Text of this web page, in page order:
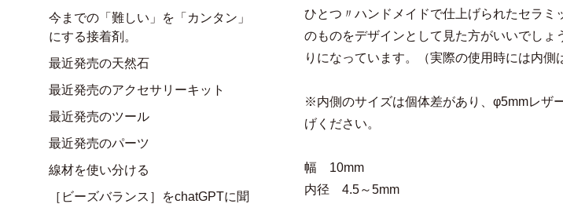
ひとつ〃ハンドメイドで仕上げられたセラ
のものをデザインとして見た方がいいでし
りになっています。（実際の使用時には内側
※内側のサイズは個体差があり、φ5mmレザ
げください。
幅 10mm
内径 4.5～5mm
今までの「難しい」を「カンタン」
にする接着剤。
最近発売の天然石
最近発売のアクセサリーキット
最近発売のツール
最近発売のパーツ
線材を使い分ける
［ビーズバランス］をchatGPTに聞